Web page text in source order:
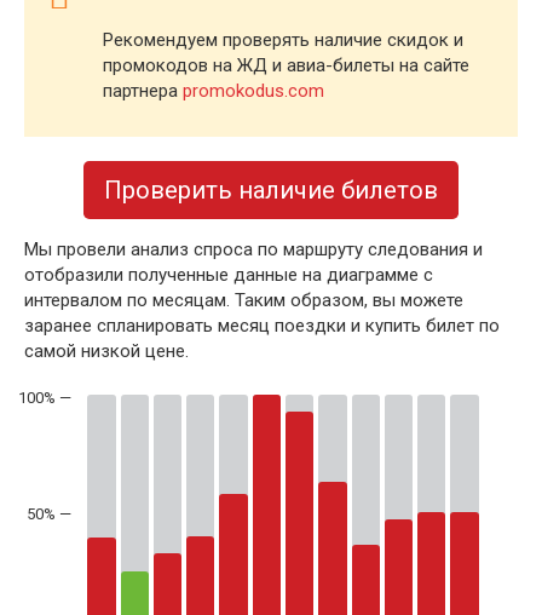
Рекомендуем проверять наличие скидок и
промокодов на ЖД и авиа-билеты на сайте
партнера promokodus.com
Проверить наличие билетов
Мы провели анализ спроса по маршруту следования и
отобразили полученные данные на диаграмме с
интервалом по месяцам. Таким образом, вы можете
заранее спланировать месяц поездки и купить билет по
самой низкой цене.
50% —